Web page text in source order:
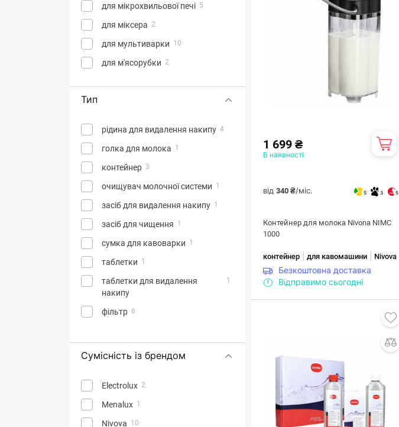
для мікрохвильової печі 5
для міксера 2
для мультиварки 10
для м'ясорубки 2
Тип
рідина для видалення накипу 4
голка для молока 1
контейнер 3
очищувач молочної системи 1
засіб для видалення накипу 1
засіб для чищення 1
сумка для кавоварки 1
таблетки 1
таблетки для видалення
накипу
1
фільтр 6
Сумісність із брендом
Electrolux 2
Menalux 1
Nivova 10
1 699 ₴
В наявності
від 340 ₴/міс. 5 3 5
Контейнер для молока Nivona NIMC
1000
контейнер для кавомашини Nivova
Безкоштовна доставка
Відправимо сьогодні